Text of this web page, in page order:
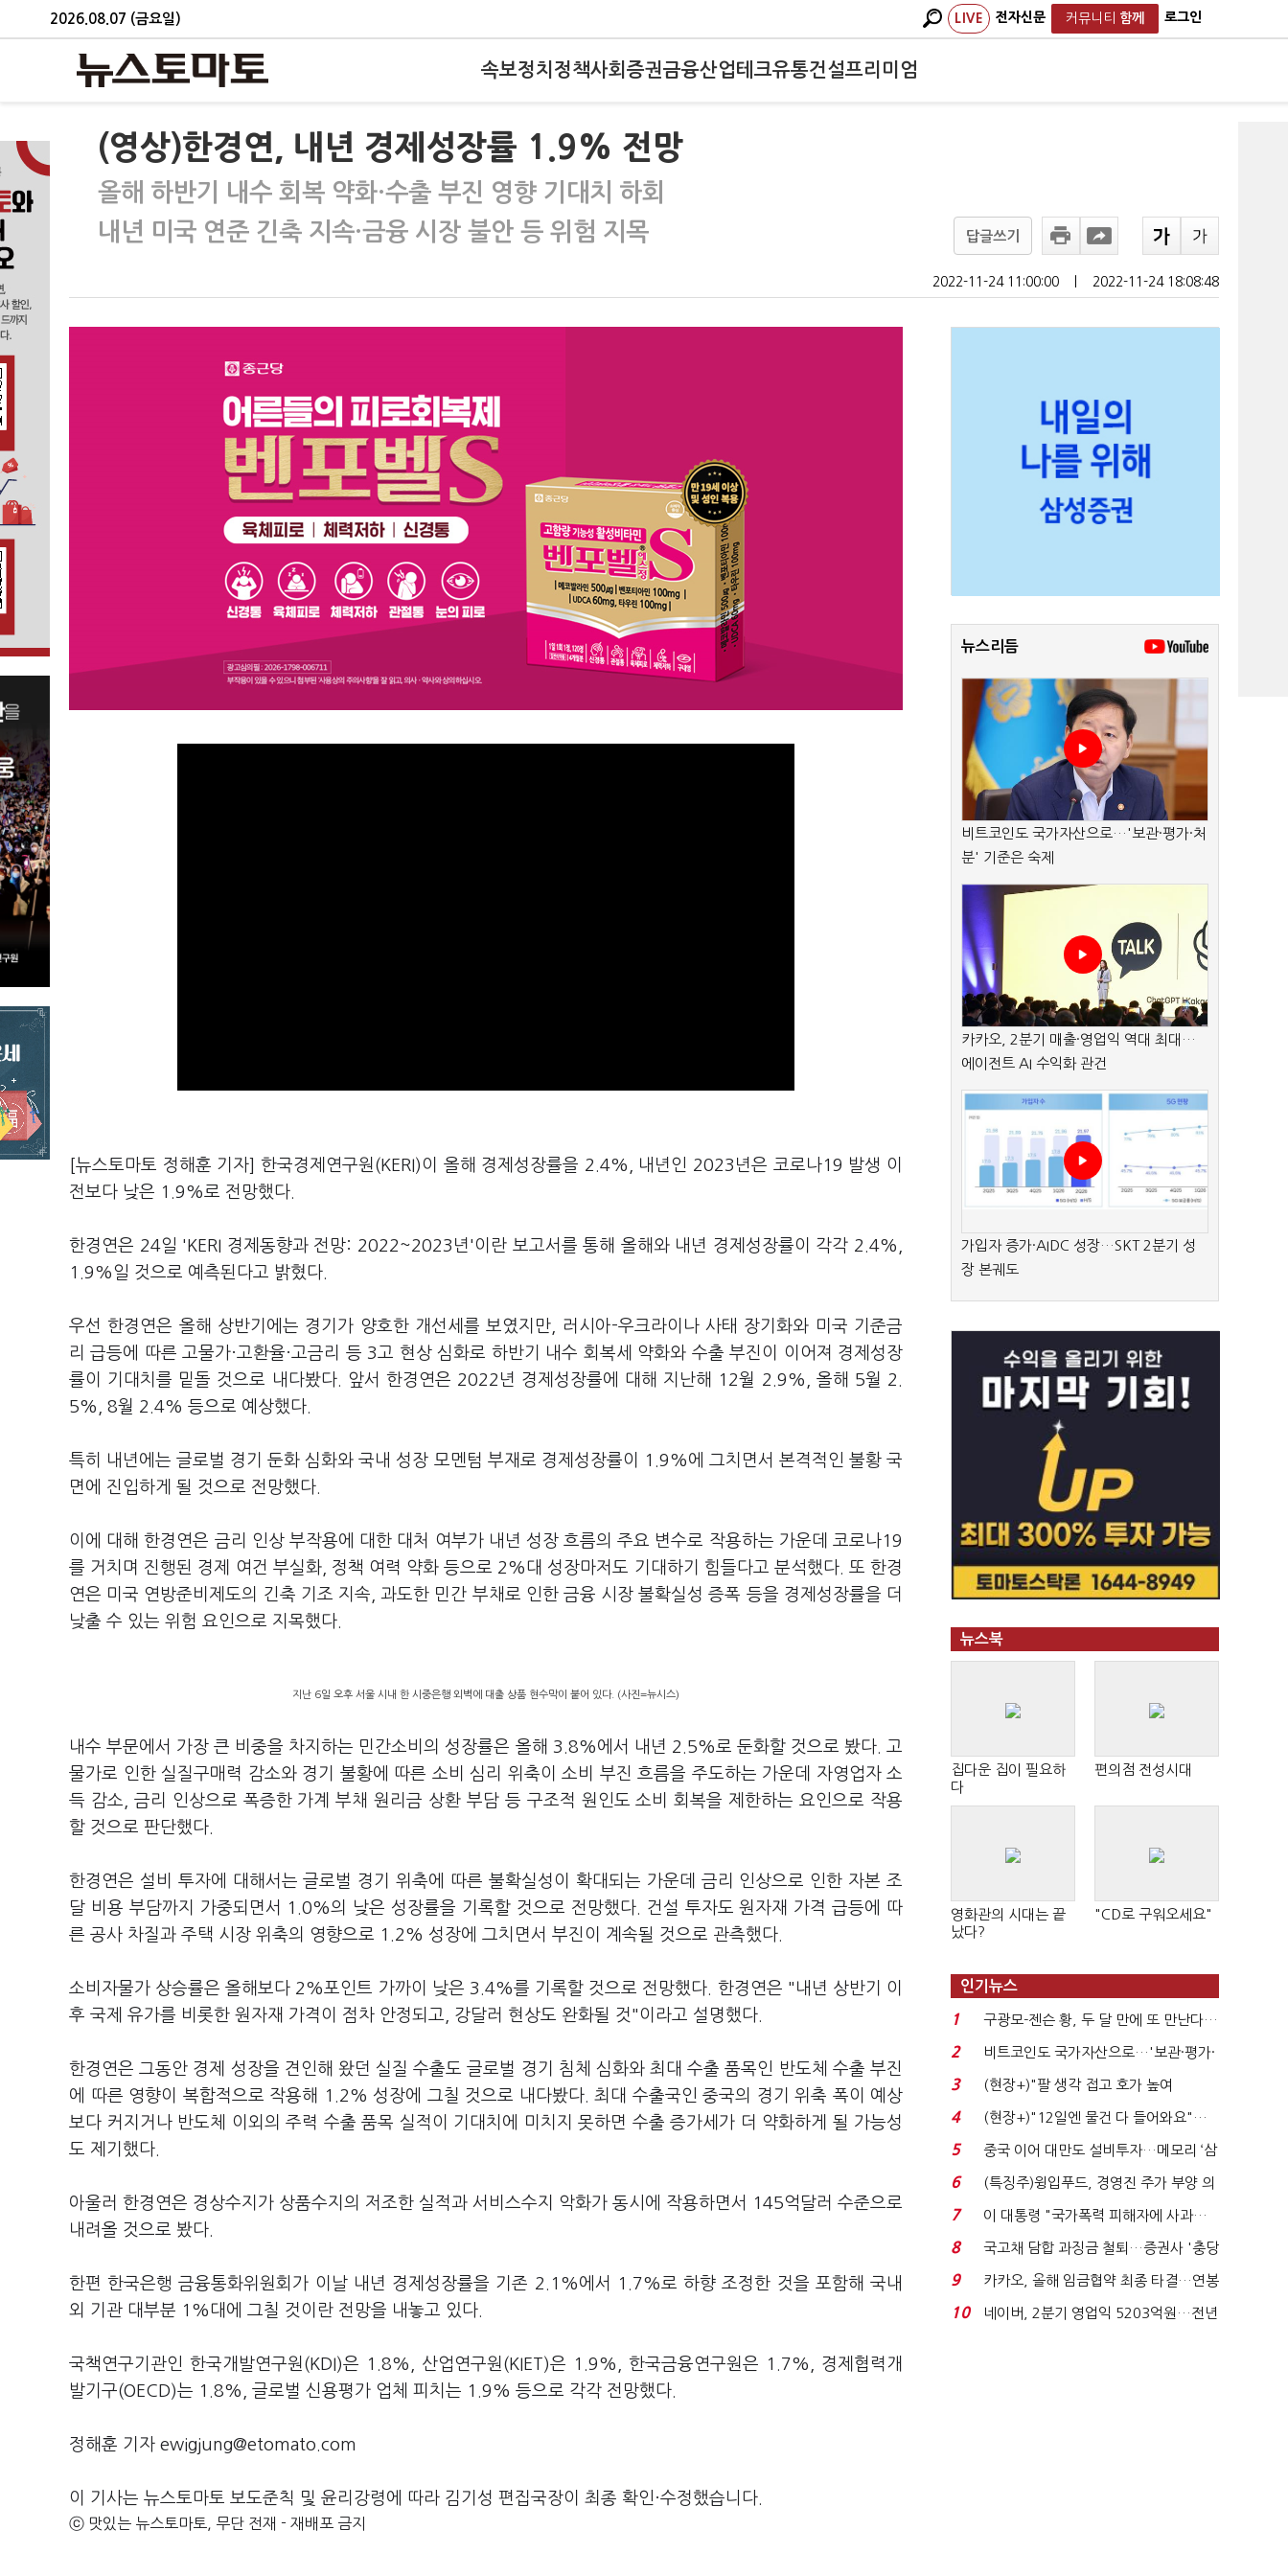
2026.08.07 (금요일) LIVE 전자신문 커뮤니티 함께 로그인
속보정치 정책사회 증권금융산업테크유통건설프리미엄
(영상)한경연, 내년 경제성장률 1.9% 전망
올해 하반기 내수 회복 약화·수출 부진 영향 기대치 하회
내년 미국 연준 긴축 지속·금융 시장 불안 등 위험 지목
답글쓰기
2022-11-24 11:00:00 2022-11-24 18:08:48
[뉴스토마토 정해훈 기자] 한국경제연구원(KERI)이 올해 경제성장률을 2.4%, 내년인 2023년은 코로나19 발생 이
전보다 낮은 1.9%로 전망했다.
한경연은 24일 'KERI 경제동향과 전망: 2022~2023년'이란 보고서를 통해 올해와 내년 경제성장률이 각각 2.4%,
1.9%일 것으로 예측된다고 밝혔다.
우선 한경연은 올해 상반기에는 경기가 양호한 개선세를 보였지만, 러시아-우크라이나 사태 장기화와 미국 기준금
리 급등에 따른 고물가·고환율·고금리 등 3고 현상 심화로 하반기 내수 회복세 약화와 수출 부진이 이어져 경제성장
률이 기대치를 밑돌 것으로 내다봤다. 앞서 한경연은 2022년 경제성장률에 대해 지난해 12월 2.9%, 올해 5월 2.
5%, 8월 2.4% 등으로 예상했다.
특히 내년에는 글로벌 경기 둔화 심화와 국내 성장 모멘텀 부재로 경제성장률이 1.9%에 그치면서 본격적인 불황 국
면에 진입하게 될 것으로 전망했다.
이에 대해 한경연은 금리 인상 부작용에 대한 대처 여부가 내년 성장 흐름의 주요 변수로 작용하는 가운데 코로나19
를 거치며 진행된 경제 여건 부실화, 정책 여력 약화 등으로 2%대 성장마저도 기대하기 힘들다고 분석했다. 또 한경
연은 미국 연방준비제도의 긴축 기조 지속, 과도한 민간 부채로 인한 금융 시장 불확실성 증폭 등을 경제성장률을 더
낮출 수 있는 위험 요인으로 지목했다.
지난 6일 오후 서울 시내 한 시중은행 외벽에 대출 상품 현수막이 붙어 있다. (사진=뉴시스)
내수 부문에서 가장 큰 비중을 차지하는 민간소비의 성장률은 올해 3.8%에서 내년 2.5%로 둔화할 것으로 봤다. 고
물가로 인한 실질구매력 감소와 경기 불황에 따른 소비 심리 위축이 소비 부진 흐름을 주도하는 가운데 자영업자 소
득 감소, 금리 인상으로 폭증한 가계 부채 원리금 상환 부담 등 구조적 원인도 소비 회복을 제한하는 요인으로 작용
할 것으로 판단했다.
한경연은 설비 투자에 대해서는 글로벌 경기 위축에 따른 불확실성이 확대되는 가운데 금리 인상으로 인한 자본 조
달 비용 부담까지 가중되면서 1.0%의 낮은 성장률을 기록할 것으로 전망했다. 건설 투자도 원자재 가격 급등에 따
른 공사 차질과 주택 시장 위축의 영향으로 1.2% 성장에 그치면서 부진이 계속될 것으로 관측했다.
소비자물가 상승률은 올해보다 2%포인트 가까이 낮은 3.4%를 기록할 것으로 전망했다. 한경연은 "내년 상반기 이
후 국제 유가를 비롯한 원자재 가격이 점차 안정되고, 강달러 현상도 완화될 것"이라고 설명했다.
한경연은 그동안 경제 성장을 견인해 왔던 실질 수출도 글로벌 경기 침체 심화와 최대 수출 품목인 반도체 수출 부진
에 따른 영향이 복합적으로 작용해 1.2% 성장에 그칠 것으로 내다봤다. 최대 수출국인 중국의 경기 위축 폭이 예상
보다 커지거나 반도체 이외의 주력 수출 품목 실적이 기대치에 미치지 못하면 수출 증가세가 더 약화하게 될 가능성
도 제기했다.
아울러 한경연은 경상수지가 상품수지의 저조한 실적과 서비스수지 악화가 동시에 작용하면서 145억달러 수준으로
내려올 것으로 봤다.
한편 한국은행 금융통화위원회가 이날 내년 경제성장률을 기존 2.1%에서 1.7%로 하향 조정한 것을 포함해 국내
외 기관 대부분 1%대에 그칠 것이란 전망을 내놓고 있다.
국책연구기관인 한국개발연구원(KDI)은 1.8%, 산업연구원(KIET)은 1.9%, 한국금융연구원은 1.7%, 경제협력개
발기구(OECD)는 1.8%, 글로벌 신용평가 업체 피치는 1.9% 등으로 각각 전망했다.
정해훈 기자 ewigjung@etomato.com
이 기사는 뉴스토마토 보도준칙 및 윤리강령에 따라 김기성 편집국장이 최종 확인·수정했습니다.
ⓒ 맛있는 뉴스토마토, 무단 전재 - 재배포 금지
뉴스리듬
비트코인도 국가자산으로…'보관·평가·처
분' 기준은 숙제
카카오, 2분기 매출·영업익 역대 최대…
에이전트 AI 수익화 관건
가입자 증가·AIDC 성장…SKT 2분기 성
장 본궤도
뉴스북
집다운 집이 필요하
다
편의점 전성시대
영화관의 시대는 끝
났다?
"CD로 구워오세요"
인기뉴스
1
구광모-젠슨 황, 두 달 만에 또 만난다…
로봇·AI 등 논...
2
비트코인도 국가자산으로…'보관·평가·
처분' 기준은 ...
3
(현장+)"팔 생각 접고 호가 높여
요"…'덜 똘똘한 한 채' 20...
4
(현장+)"12일엔 물건 다 들어와요"…
빈 매대 채우며 문 연 ...
5
중국 이어 대만도 설비투자…메모리 ‘삼
국전쟁’
6
(특징주)윙입푸드, 경영진 주가 부양 의
지에 상한가...
7
이 대통령 "국가폭력 피해자에 사과…
적극적 조사로 진...
8
국고채 담합 과징금 철퇴…증권사 '충당
금 폭탄' 우려...
9
카카오, 올해 임금협약 최종 타결…연봉
6.3% 인상·격려...
10
네이버, 2분기 영업익 5203억원…전년